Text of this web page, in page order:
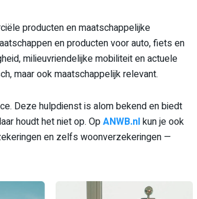
producten en maatschappelijke
en producten voor auto, fiets en
milieuvriendelijke mobiliteit en actuele
maar ook maatschappelijk relevant.
Deze hulpdienst is alom bekend en biedt
houdt het niet op. OpANWB.nlkun je ook
en zelfs woonverzekeringen —